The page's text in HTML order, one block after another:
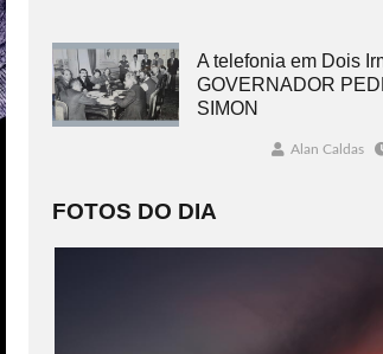
A telefonia em Dois
GOVERNADOR
SIMON
Alan Caldas
FOTOS DO DIA